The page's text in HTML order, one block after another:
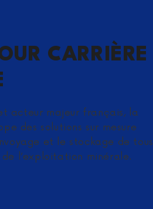
CARRIÈRE
acteur majeur français, la
des solutions sur mesure
et le stockage de tous
l’exploitation minérale.